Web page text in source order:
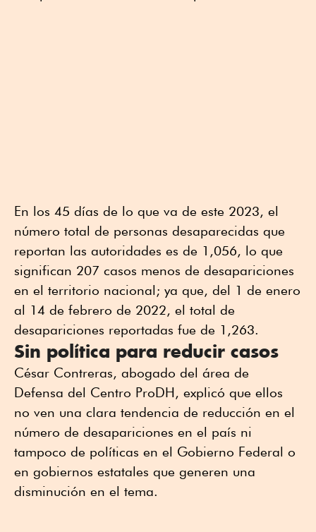
En los 45 días de lo que va de este 2023, el
número total de personas desaparecidas que
reportan las autoridades es de 1,056, lo que
significan 207 casos menos de desapariciones
en el territorio nacional; ya que, del 1 de enero
al 14 de febrero de 2022, el total de
desapariciones reportadas fue de 1,263.
Sin política para reducir casos
César Contreras, abogado del área de
Defensa del Centro ProDH, explicó que ellos
no ven una clara tendencia de reducción en el
número de desapariciones en el país ni
tampoco de políticas en el Gobierno Federal o
en gobiernos estatales que generen una
disminución en el tema.